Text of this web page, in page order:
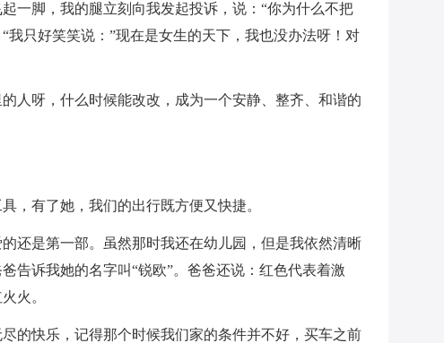
一脚，我的腿立刻向我发起投诉，说：“你为什么不把
只好笑笑说：”现在是女生的天下，我也没办法呀！对
人呀，什么时候能改改，成为一个安静、整齐、和谐的
，有了她，我们的出行既方便又快捷。
还是第一部。虽然那时我还在幼儿园，但是我依然清晰
告诉我她的名字叫“锐欧”。爸爸还说：红色代表着激
火。
的快乐，记得那个时候我们家的条件并不好，买车之前